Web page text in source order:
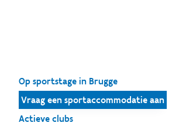
Op sportstage in Brugge
Vraag een sportaccommodatie aan
Actieve clubs